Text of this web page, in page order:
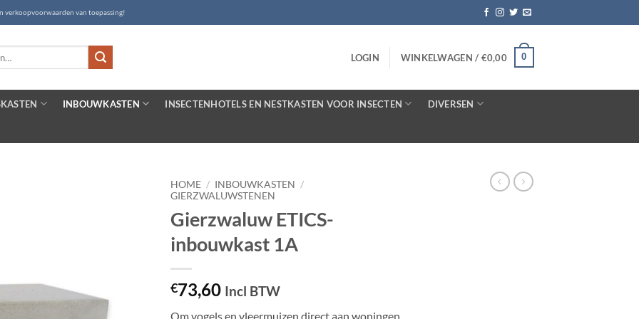
verkoopvoorwaarden van toepassing!
LOGIN WINKELWAGEN / €0,00 0
INBOUWKASTEN INSECTENHOTELS EN NESTKASTEN VOOR INSECTEN DIVERSEN
HOME / INBOUWKASTEN /
GIERZWALUWSTENEN
Gierzwaluw ETICS-
inbouwkast 1A
€73,60 Incl BTW
Om vogels en vleermuizen direct aan woningen,